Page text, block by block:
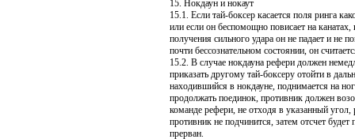
15. Нокдаун и нокаут
15.1. Если тай-боксер касается поля ринга
или если он беспомощно повисает на
получения сильного удара он не падает и не
почти бессознательном состоянии, он
15.2. В случае нокдауна рефери должен
приказать другому тай-боксеру отойти в
находившийся в нокдауне, поднимается на
продолжать поединок, противник должен
команде рефери, не отходя в указанный
противник не подчинится, затем отсчет
прерван.